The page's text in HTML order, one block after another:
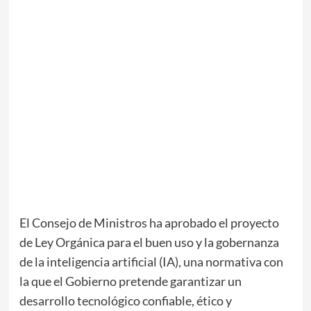
El Consejo de Ministros ha aprobado el proyecto
de Ley Orgánica para el buen uso y la gobernanza
de la inteligencia artificial (IA), una normativa con
la que el Gobierno pretende garantizar un
desarrollo tecnológico confiable, ético y